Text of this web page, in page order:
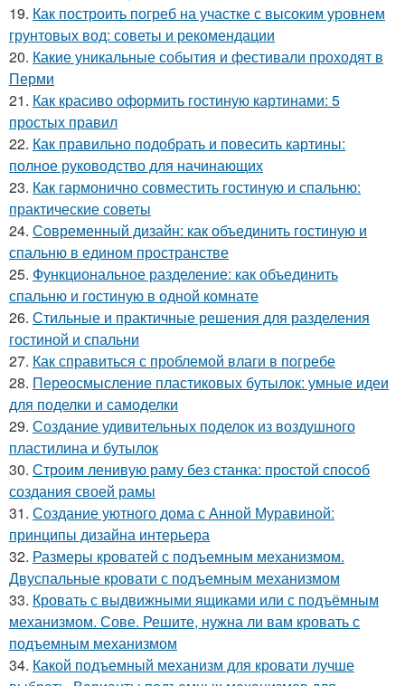
19. Как построить погреб на участке с высоким уровнем
грунтовых вод: советы и рекомендации
20. Какие уникальные события и фестивали проходят в
Перми
21. Как красиво оформить гостиную картинами: 5
простых правил
22. Как правильно подобрать и повесить картины:
полное руководство для начинающих
23. Как гармонично совместить гостиную и спальню:
практические советы
24. Современный дизайн: как объединить гостиную и
спальню в едином пространстве
25. Функциональное разделение: как объединить
спальню и гостиную в одной комнате
26. Стильные и практичные решения для разделения
гостиной и спальни
27. Как справиться с проблемой влаги в погребе
28. Переосмысление пластиковых бутылок: умные идеи
для поделки и самоделки
29. Создание удивительных поделок из воздушного
пластилина и бутылок
30. Строим ленивую раму без станка: простой способ
создания своей рамы
31. Создание уютного дома с Анной Муравиной:
принципы дизайна интерьера
32. Размеры кроватей с подъемным механизмом.
Двуспальные кровати с подъемным механизмом
33. Кровать с выдвижными ящиками или с подъёмным
механизмом. Сове. Решите, нужна ли вам кровать с
подъемным механизмом
34. Какой подъемный механизм для кровати лучше